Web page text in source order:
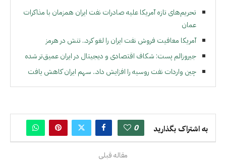
تحریم‌های تازه آمریکا علیه صادرات نفت ایران همزمان با مذاکرات
عمان
آمریکا معافیت فروش نفت ایران را لغو کرد.. تنش در هرمز
جيروزالم پست: شکاف اقتصادی و دیجیتال در ایران عمیق‌تر شده
چین واردات نفت روسیه را افزایش داد.. سهم ایران کاهش یافت
به اشتراک بگذارید 0
مقاله قبلی